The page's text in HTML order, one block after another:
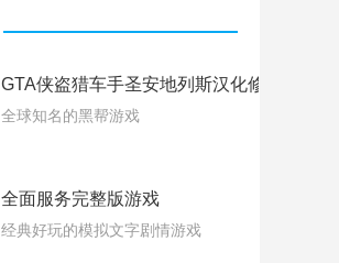
GTA侠盗猎车手圣安地列斯汉化修改版
全球知名的黑帮游戏
全面服务完整版游戏
经典好玩的模拟文字剧情游戏